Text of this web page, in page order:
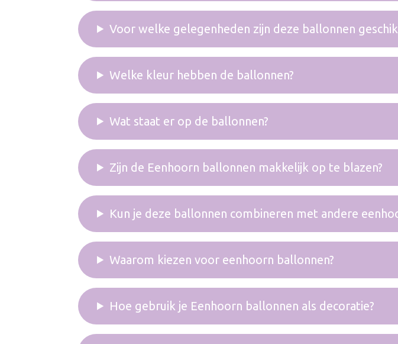
Voor welke gelegenheden zijn deze ballonnen
Welke kleur hebben de ballonnen?
Wat staat er op de ballonnen?
Zijn de Eenhoorn ballonnen makkelijk op te blazen?
Kun je deze ballonnen combineren met andere
Waarom kiezen voor eenhoorn ballonnen?
Hoe gebruik je Eenhoorn ballonnen als decoratie?